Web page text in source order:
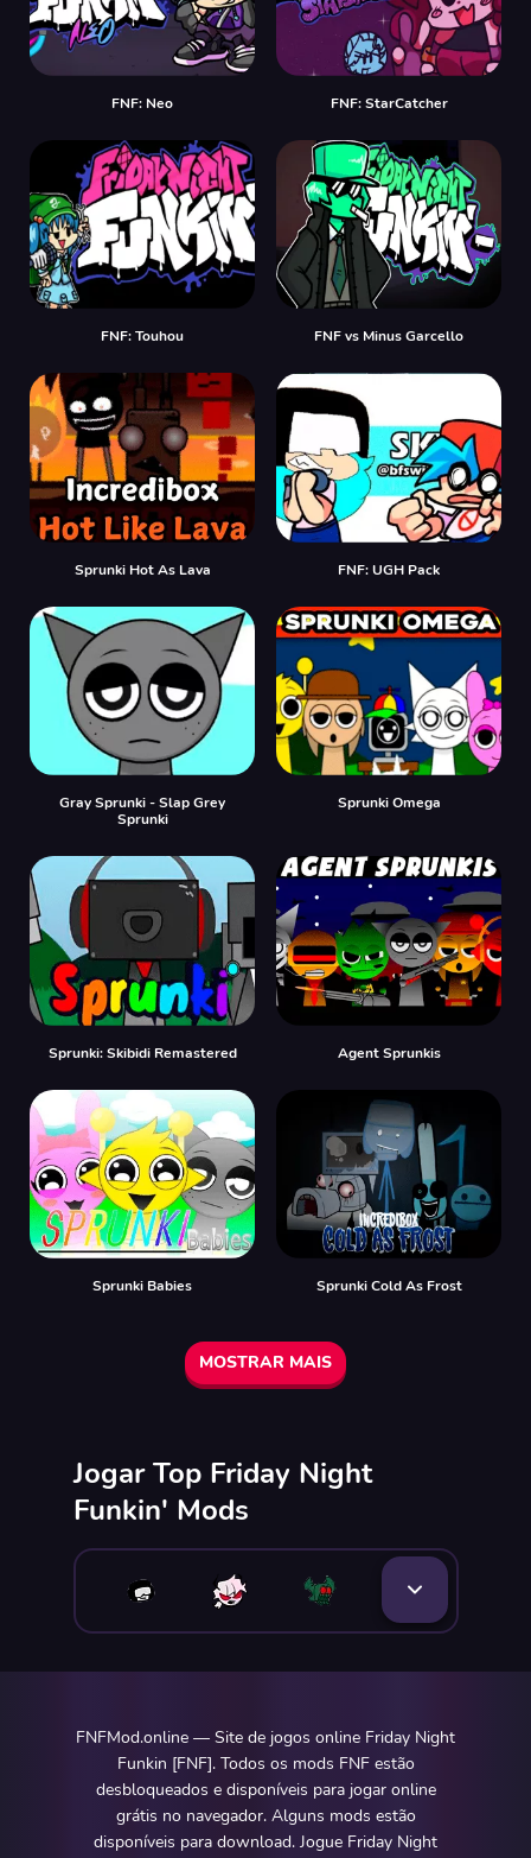
FNF: Neo FNF: StarCatcher
FNF: Touhou FNF vs Minus Garcello
Sprunki Hot As Lava FNF: UGH Pack
Gray Sprunki - Slap Grey
Sprunki
Sprunki Omega
Sprunki: Skibidi Remastered Agent Sprunkis
Sprunki Babies Sprunki Cold As Frost
MOSTRAR MAIS
Jogar Top Friday Night
Funkin' Mods
FNFMod.online — Site de jogos online Friday Night
Funkin [FNF]. Todos os mods FNF estão
desbloqueados e disponíveis para jogar online
grátis no navegador. Alguns mods estão
disponíveis para download. Jogue Friday Night